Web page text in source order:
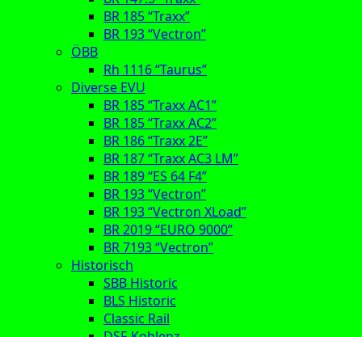
BR 185 “Traxx”
BR 193 “Vectron”
ÖBB
Rh 1116 “Taurus”
Diverse EVU
BR 185 “Traxx AC1”
BR 185 “Traxx AC2”
BR 186 “Traxx 2E”
BR 187 “Traxx AC3 LM”
BR 189 “ES 64 F4”
BR 193 “Vectron”
BR 193 “Vectron XLoad”
BR 2019 “EURO 9000”
BR 7193 “Vectron”
Historisch
SBB Historic
BLS Historic
Classic Rail